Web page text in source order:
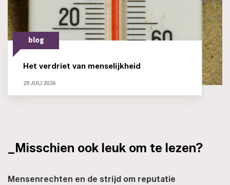
blog
Het verdriet van menselijkheid
29 JULI 2026
_Misschien ook leuk om te lezen?
Mensenrechten en de strijd om reputatie